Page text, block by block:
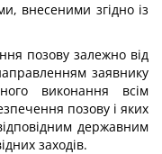
внесеними згідно із
позову залежно від
заявнику
виконання всім
позову і яких
державним
заходів.